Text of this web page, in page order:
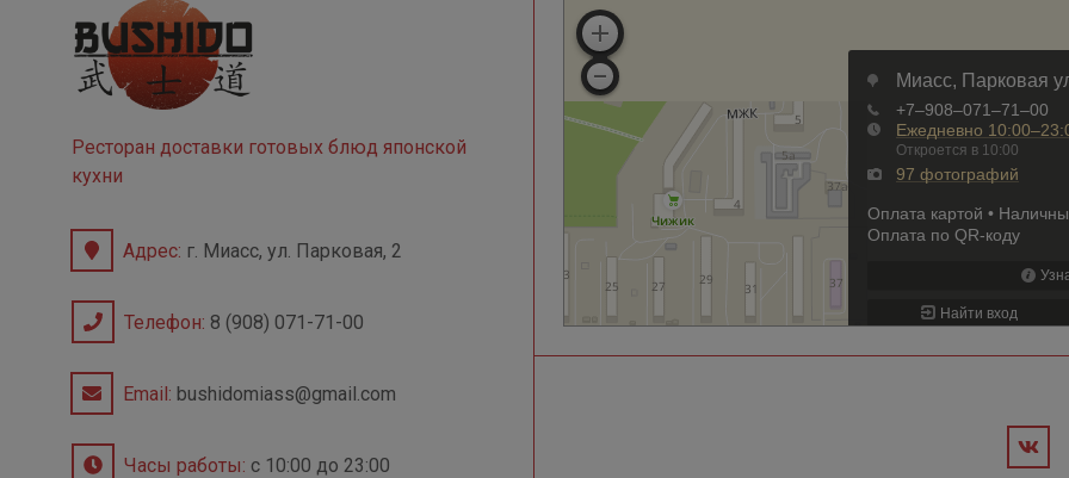
Ресторан доставки готовых блюд японской
кухни
Адрес: г. Миасс, ул. Парковая, 2
Телефон: 8 (908) 071-71-00
Email: bushidomiass@gmail.com
Часы работы: с 10:00 до 23:00